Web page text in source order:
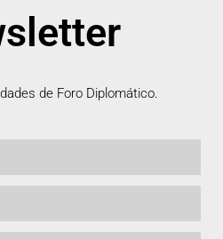
de Foro Diplomático.